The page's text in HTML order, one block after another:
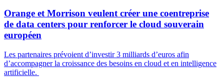
Orange et Morrison veulent créer une coentreprise
de data centers pour renforcer le cloud souverain
européen
Les partenaires prévoient d’investir 3 milliards d’euros afin
d’accompagner la croissance des besoins en cloud et en intelligence
artificielle.